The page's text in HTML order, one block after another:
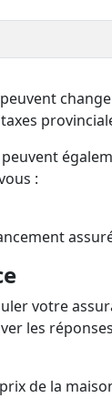
:
votre
les
de la